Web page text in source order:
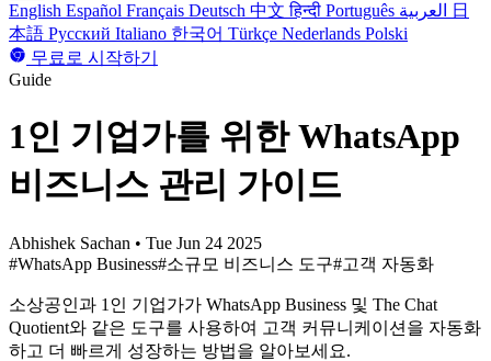
English Español Français Deutsch 中文हिन्दी Português
日
本語 Русский Italiano 한국어 Türkçe Nederlands Polski
무료로 시작하기
Guide
1인 기업가를 위한 WhatsApp
비즈니스 관리 가이드
Abhishek Sachan • Tue Jun 24 2025
#WhatsApp Business#소규모 비즈니스 도구#고객 자동화
소상공인과 1인 기업가가 WhatsApp Business 및 The Chat
Quotient와 같은 도구를 사용하여 고객 커뮤니케이션을 자동화
하고 더 빠르게 성장하는 방법을 알아보세요.